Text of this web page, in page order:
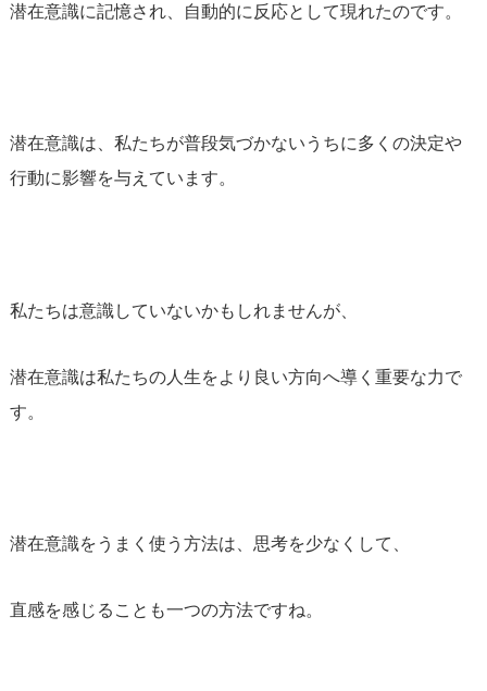
潜在意識に記憶され、自動的に反応として現れたのです。
潜在意識は、私たちが普段気づかないうちに多くの決定や
行動に影響を与えています。
私たちは意識していないかもしれませんが、
潜在意識は私たちの人生をより良い方向へ導く重要な力で
す。
潜在意識をうまく使う方法は、思考を少なくして、
直感を感じることも一つの方法ですね。